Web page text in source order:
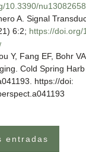
10.3390/nu13082658
A. Signal
6:2; https://doi.org/
Y, Fang EF, Bohr
Cold Spring
https://doi:
entradas